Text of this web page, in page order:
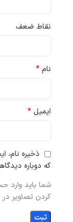
نقاط ضعف
نام *
ایمیل *
ذخیره نام،
که دوباره
شما باید وارد
کردن تصاویر در